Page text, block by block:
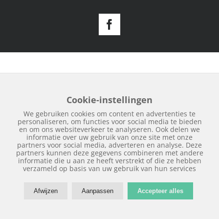
Facebook
Cookie-instellingen
We gebruiken cookies om content en advertenties te
personaliseren, om functies voor social media te bieden
en om ons websiteverkeer te analyseren. Ook delen we
informatie over uw gebruik van onze site met onze
partners voor social media, adverteren en analyse. Deze
partners kunnen deze gegevens combineren met andere
informatie die u aan ze heeft verstrekt of die ze hebben
verzameld op basis van uw gebruik van hun services
Afwijzen Aanpassen Accepteer alles